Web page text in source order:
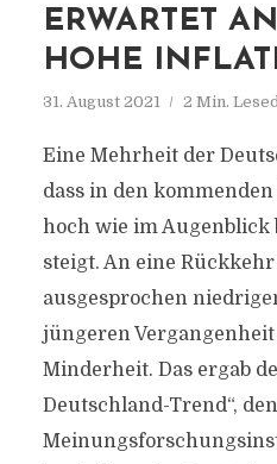
ERWARTET
HOHE
31. August 2021 2 Min.
Eine Mehrheit der
dass in den
hoch wie im Augenblick
steigt. An eine
ausgesprochen
jüngeren
Minderheit. Das ergab
Deutschland-Trend“,